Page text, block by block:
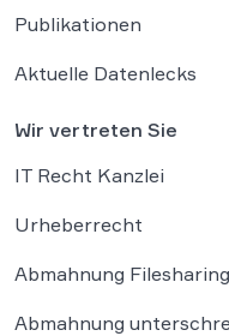
Publikationen
Aktuelle Datenlecks
Wir vertreten Sie
IT Recht Kanzlei
Urheberrecht
Abmahnung Filesharing
Abmahnung